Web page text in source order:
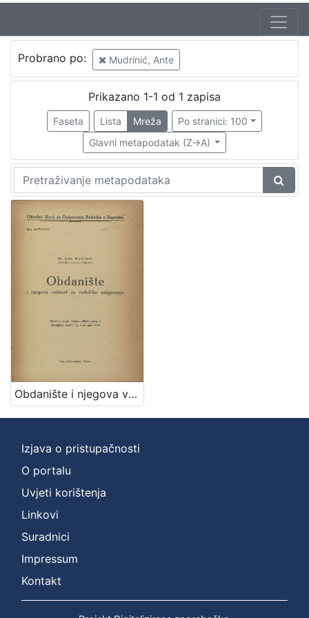
Probrano po: Mudrinić, Ante
Prikazano 1-1 od 1 zapisa
Faseta Lista Mreža
Po stranici: 100
Glavni metapodatak (Z->A)
Obdanište i njegova važnost za radničko osiguranje / Ante Mudrinić
Izjava o pristupačnosti
O portalu
Uvjeti korištenja
Linkovi
Suradnici
Impressum
Kontakt